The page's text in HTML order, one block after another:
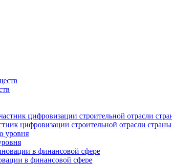
цифровизации строительной отрасли страны
в финансовой сфере